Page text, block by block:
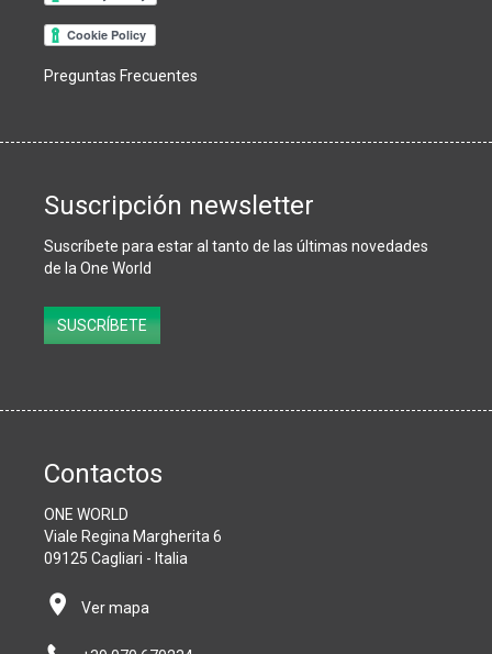
Preguntas Frecuentes
Suscripción newsletter
Suscríbete para estar al tanto de las últimas novedades
de la One World
SUSCRÍBETE
Contactos
ONE WORLD
Viale Regina Margherita 6
09125 Cagliari - Italia
Ver mapa